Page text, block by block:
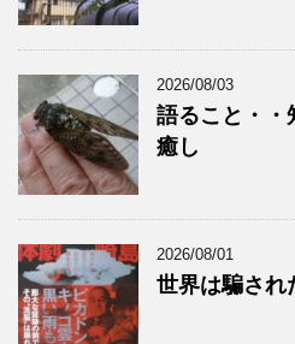
2026/08/03
語ること・・
癒し
2026/08/01
世界は騙され